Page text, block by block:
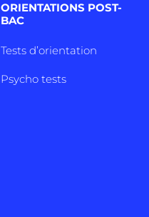
ORIENTATIONS POST-
BAC
Tests d’orientation
Psycho tests